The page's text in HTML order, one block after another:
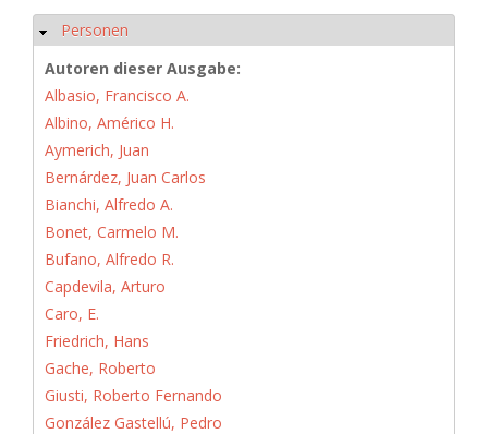
Hide
Personen
Autoren dieser Ausgabe:
Albasio, Francisco A.
Albino, Américo H.
Aymerich, Juan
Bernárdez, Juan Carlos
Bianchi, Alfredo A.
Bonet, Carmelo M.
Bufano, Alfredo R.
Capdevila, Arturo
Caro, E.
Friedrich, Hans
Gache, Roberto
Giusti, Roberto Fernando
González Gastellú, Pedro